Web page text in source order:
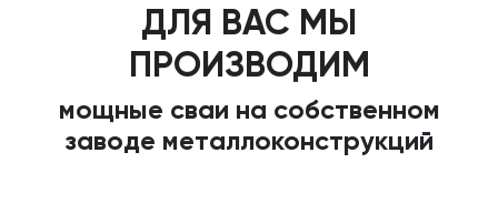
ДЛЯ ВАС МЫ
ПРОИЗВОДИМ
мощные сваи на собственном
заводе металлоконструкций